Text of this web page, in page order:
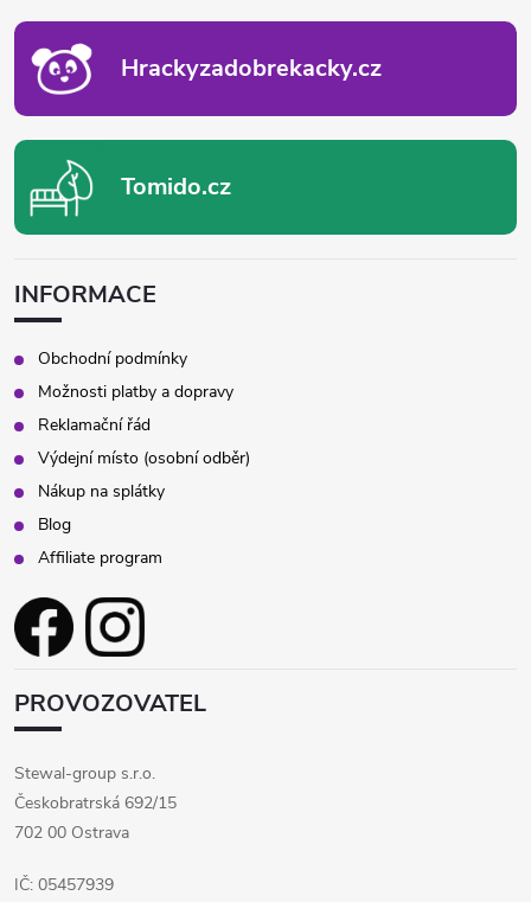
Hrackyzadobrekacky.cz
Tomido.cz
INFORMACE
Obchodní podmínky
Možnosti platby a dopravy
Reklamační řád
Výdejní místo (osobní odběr)
Nákup na splátky
Blog
Affiliate program
PROVOZOVATEL
Stewal-group s.r.o.
Českobratrská 692/15
702 00 Ostrava
IČ: 05457939